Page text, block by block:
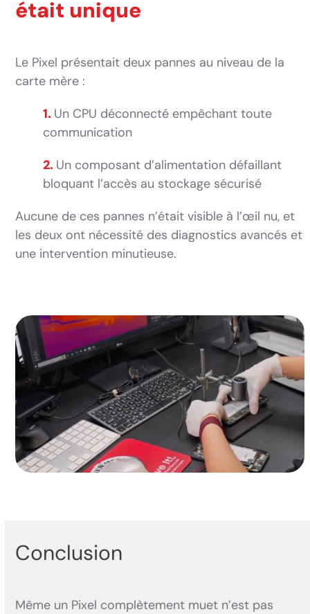
était unique
Le Pixel présentait deux pannes au niveau de la
carte mère :
1. Un CPU déconnecté empêchant toute
communication
2. Un composant d’alimentation défaillant
bloquant l’accès au stockage sécurisé
Aucune de ces pannes n’était visible à l’œil nu, et
les deux ont nécessité des diagnostics avancés et
une intervention minutieuse.
Conclusion
Même un Pixel complètement muet n’est pas